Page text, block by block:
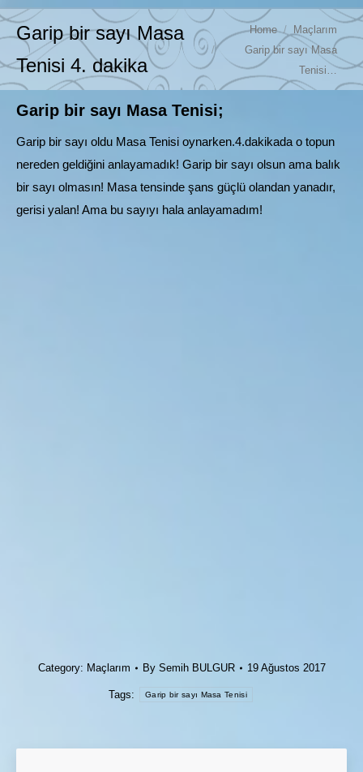
Garip bir sayı Masa
Tenisi 4. dakika
You are here:
Home
Maçlarım
Garip bir sayı Masa
Tenisi…
Garip bir sayı Masa Tenisi;
Garip bir sayı oldu Masa Tenisi oynarken.4.dakikada o topun
nereden geldiğini anlayamadık! Garip bir sayı olsun ama balık
bir sayı olmasın! Masa tensinde şans güçlü olandan yanadır,
gerisi yalan! Ama bu sayıyı hala anlayamadım!
Category: Maçlarım By Semih BULGUR 19 Ağustos 2017
Tags: Garip bir sayı Masa Tenisi